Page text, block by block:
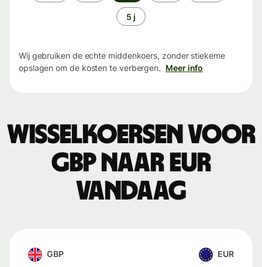
5 j
Wij gebruiken de echte middenkoers, zonder stiekeme
opslagen om de kosten te verbergen. Meer info
Wisselkoersen voor
GBP naar EUR
vandaag
GBP EUR